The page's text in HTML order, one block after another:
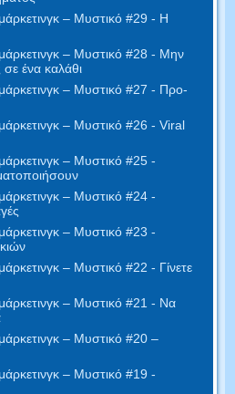
– Μυστικό #29 - Η
– Μυστικό #28 - Μην
ένα καλάθι
– Μυστικό #27 - Προ-
– Μυστικό #26 - Viral
– Μυστικό #25 -
– Μυστικό #24 -
– Μυστικό #23 -
– Μυστικό #22 - Γίνετε
– Μυστικό #21 - Να
– Μυστικό #20 –
– Μυστικό #19 -